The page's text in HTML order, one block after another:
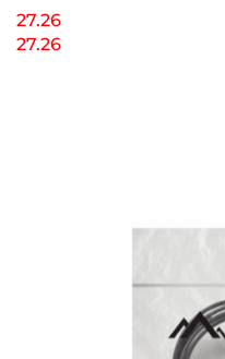
27.26
27.26